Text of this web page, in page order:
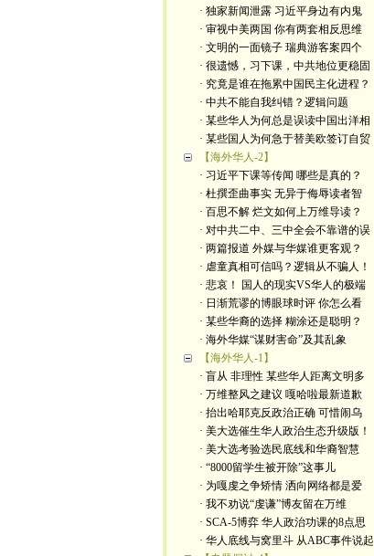
· 独家新闻泄露 习近平身边有内鬼
· 审视中美两国 你有两套相反思维
· 文明的一面镜子 瑞典游客案四个
· 很遗憾，习下课，中共地位更稳固
· 究竟是谁在拖累中国民主化进程？
· 中共不能自我纠错？逻辑问题
· 某些华人为何总是误读中国出洋相
· 某些国人为何急于替美欧签订自贸
【海外华人-2】
· 习近平下课等传闻 哪些是真的？
· 杜撰歪曲事实 无异于侮辱读者智
· 百思不解 烂文如何上万维导读？
· 对中共二中、三中全会不靠谱的误
· 两篇报道 外媒与华媒谁更客观？
· 虐童真相可信吗？逻辑从不骗人！
· 悲哀！ 国人的现实VS华人的极端
· 日渐荒谬的博眼球时评 你怎么看
· 某些华裔的选择 糊涂还是聪明？
· 海外华媒“谋财害命”及其乱象
【海外华人-1】
· 盲从 非理性 某些华人距离文明多
· 万维整风之建议 嘎哈啦最新道歉
· 抬出哈耶克反政治正确 可惜闹乌
· 美大选催生华人政治生态升级版！
· 美大选考验选民底线和华裔智慧
· “8000留学生被开除”这事儿
· 为嘎虔之争矫情 洒向网络都是爱
· 我不劝说“虔谦”博友留在万维
· SCA-5博弈 华人政治功课的8点思
· 华人底线与窝里斗 从ABC事件说起